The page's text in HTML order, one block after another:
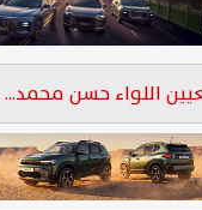
اللواء حسن محمد...